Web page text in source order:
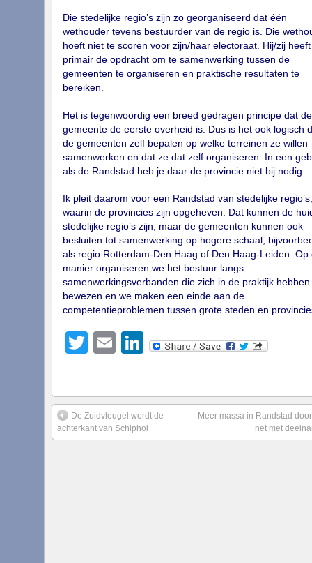
Die stedelijke regio’s zijn zo georganiseerd dat één
wethouder tevens bestuurder van de regio is. Die
hoeft niet te scoren voor zijn/haar electoraat. Hij/zij heeft
primair de opdracht om te samenwerking tussen de
gemeenten te organiseren en praktische resultaten te
bereiken.
Het is tegenwoordig een breed gedragen principe dat de
gemeente de eerste overheid is. Dus is het ook logisch
de gemeenten zelf bepalen op welke terreinen ze willen
samenwerken en dat ze dat zelf organiseren. In een
als de Randstad heb je daar de provincie niet bij nodig.
Ik pleit daarom voor een Randstad van stedelijke regio’s,
waarin de provincies zijn opgeheven. Dat kunnen de
stedelijke regio’s zijn, maar de gemeenten kunnen ook
besluiten tot samenwerking op hogere schaal,
als regio Rotterdam-Den Haag of Den Haag-Leiden. Op
manier organiseren we het bestuur langs
samenwerkingsverbanden die zich in de praktijk hebben
bewezen en we maken een einde aan de
competentieproblemen tussen grote steden en
Twitter
EmailLinkedIn
De Zuidvleugel wordt de
achterkant van Schiphol
Meer massa in Randstad
net met